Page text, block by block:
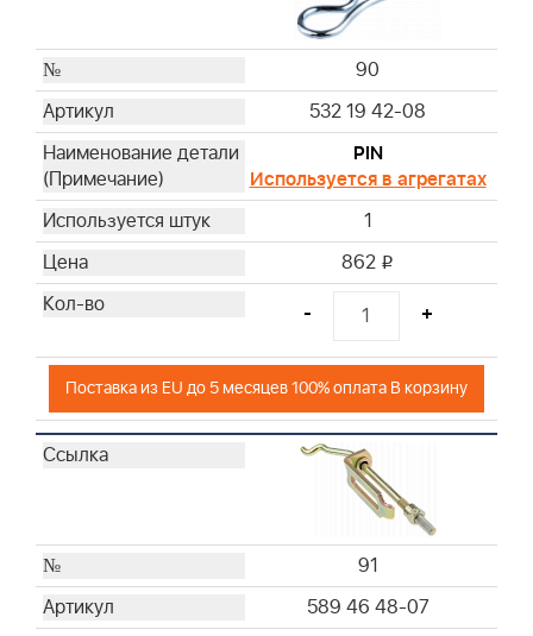
90
532 19 42-08
PIN
Используется в агрегатах
1
862 i
- +
Поставка из EU до 5 месяцев 100% оплата В корзину
91
589 46 48-07